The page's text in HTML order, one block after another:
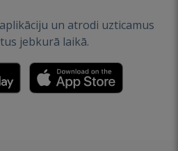
un atrodi uzticamus
jebkurā laikā.